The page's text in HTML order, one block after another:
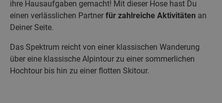
ihre Hausaufgaben gemacht! Mit dieser Hose hast Du
einen verlässlichen Partner für zahlreiche Aktivitäten an
Deiner Seite.
Das Spektrum reicht von einer klassischen Wanderung
über eine klassische Alpintour zu einer sommerlichen
Hochtour bis hin zu einer flotten Skitour.